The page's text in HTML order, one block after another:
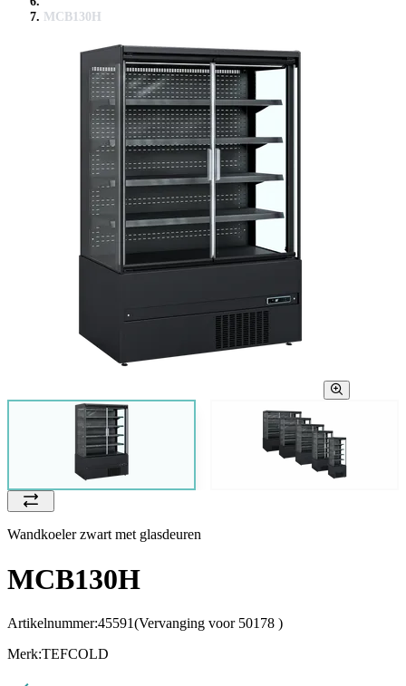
MCB130H
Wandkoeler zwart met glasdeuren
MCB130H
Artikelnummer:45591(Vervanging voor 50178 )
Merk:TEFCOLD